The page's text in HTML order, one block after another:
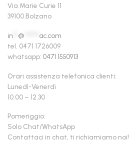
Via Marie Curie 11
39100 Bolzano
in @
ac.com
tel. 0471 1726009
whatsapp: 0471 1550913
Orari assistenza telefonica clienti:
Lunedì-Venerdì
10.00 – 12.30
Pomeriggio:
Solo Chat/WhatsApp
Contattaci in chat, ti richiamiamo noi!